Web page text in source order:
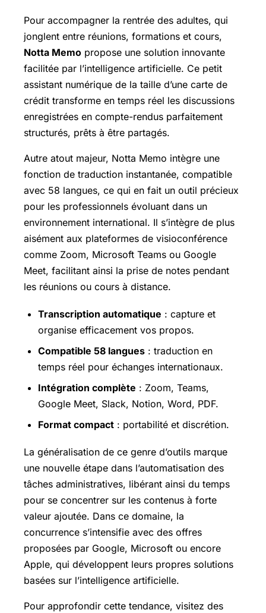
Pour accompagner la rentrée des adultes, qui
jonglent entre réunions, formations et cours,
Notta Memo propose une solution innovante
facilitée par l’intelligence artificielle. Ce petit
assistant numérique de la taille d’une carte de
crédit transforme en temps réel les discussions
enregistrées en compte-rendus parfaitement
structurés, prêts à être partagés.
Autre atout majeur, Notta Memo intègre une
fonction de traduction instantanée, compatible
avec 58 langues, ce qui en fait un outil précieux
pour les professionnels évoluant dans un
environnement international. Il s’intègre de plus
aisément aux plateformes de visioconférence
comme Zoom, Microsoft Teams ou Google
Meet, facilitant ainsi la prise de notes pendant
les réunions ou cours à distance.
Transcription automatique : capture et
organise efficacement vos propos.
Compatible 58 langues : traduction en
temps réel pour échanges internationaux.
Intégration complète : Zoom, Teams,
Google Meet, Slack, Notion, Word, PDF.
Format compact : portabilité et discrétion.
La généralisation de ce genre d’outils marque
une nouvelle étape dans l’automatisation des
tâches administratives, libérant ainsi du temps
pour se concentrer sur les contenus à forte
valeur ajoutée. Dans ce domaine, la
concurrence s’intensifie avec des offres
proposées par Google, Microsoft ou encore
Apple, qui développent leurs propres solutions
basées sur l’intelligence artificielle.
Pour approfondir cette tendance, visitez des